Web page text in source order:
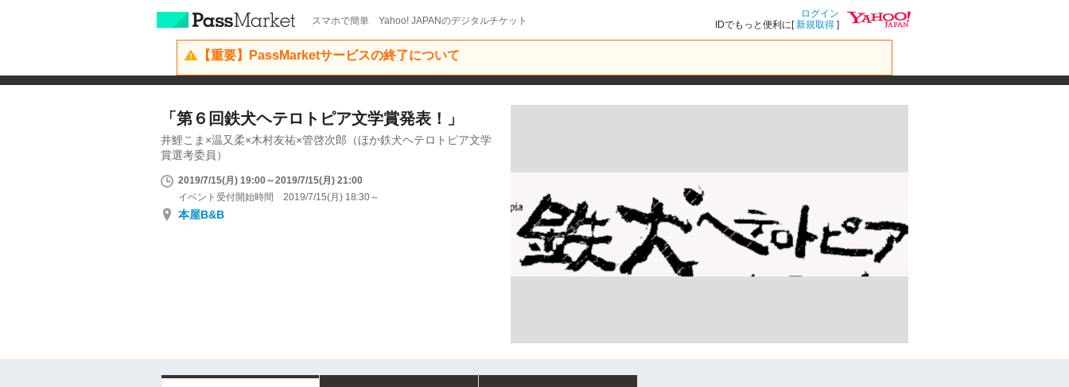
スマホで簡単 Yahoo! JAPANのデジタルチケット
ログイン
IDでもっと便利に[新規取得 ]
【重要】PassMarketサービスの終了について
「第６回鉄犬ヘテロトピア文学賞発表！」
井鯉こま×温又柔×木村友祐×管啓次郎（ほか鉄犬ヘテロトピア文学
賞選考委員）
2019/7/15(月) 19:00～2019/7/15(月) 21:00
イベント受付開始時間 2019/7/15(月) 18:30～
本屋B&B